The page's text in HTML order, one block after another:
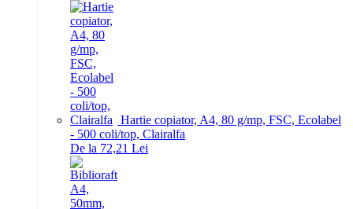
Hartie copiator, A4, 80 g/mp, FSC, Ecolabel
- 500 coli/top, Clairalfa
De la 72,21 Lei